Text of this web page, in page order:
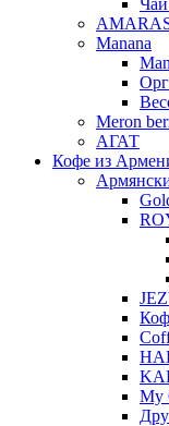
Чай
Manana
Meron
АГАТ
Кофе из
My